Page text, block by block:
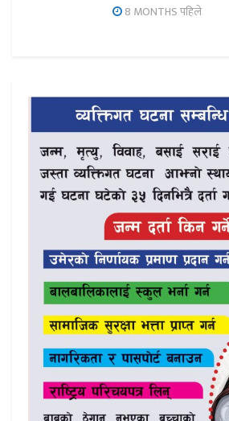
8 MONTHS पहिले